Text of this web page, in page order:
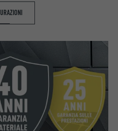
servizio di social network
il tracking dell’utilizzo di
servizio integrate.
assicurare che sul browser